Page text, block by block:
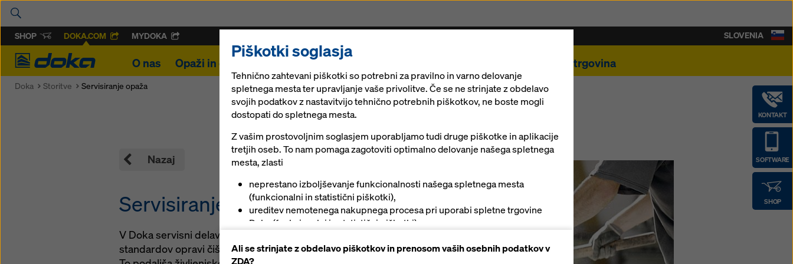
SHOP DOKA.COM MYDOKA
Doka
O nas Opaži in odri Digitalne rešitve Spletna trgovina
KONTAKT
SOFTWARE
SHOP
SLOVENIA
Doka Storitve Servisiranje opaža
Nazaj
Servisiranje opaža
V Doka servisni delavnici se ob upoštevanju Doka kakovostnih
standardov opravi čiščenje in popravilo najetega ali kupljenega opaža.
Piškotki soglasja
Tehnično zahtevani piškotki so potrebni za pravilno in varno delovanje
spletnega mesta ter upravljanje vaše privolitve. Če se ne strinjate z obdelavo
svojih podatkov z nastavitvijo tehnično potrebnih piškotkov, ne boste mogli
dostopati do spletnega mesta.
Z vašim prostovoljnim soglasjem uporabljamo tudi druge piškotke in aplikacije
tretjih oseb. To nam pomaga zagotoviti optimalno delovanje našega spletnega
mesta, zlasti
neprestano izboljševanje funkcionalnosti našega spletnega mesta
(funkcionalni in statistični piškotki),
ureditev nemotenega nakupnega procesa pri uporabi spletne trgovine
Doka (funkcionalni in statistični piškotki),
platformah (trženjski piškotki).
Ali se strinjate z obdelavo piškotkov in prenosom vaših osebnih podatkov v
ZDA?